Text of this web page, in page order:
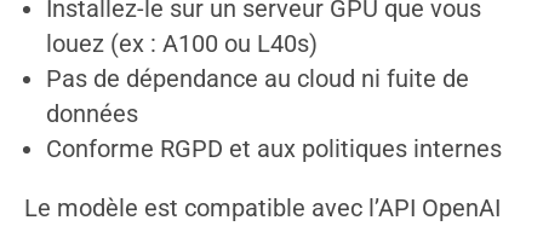
Installez-le sur un serveur GPU que vous
louez (ex : A100 ou L40s)
Pas de dépendance au cloud ni fuite de
données
Conforme RGPD et aux politiques internes
Le modèle est compatible avec l’API OpenAI